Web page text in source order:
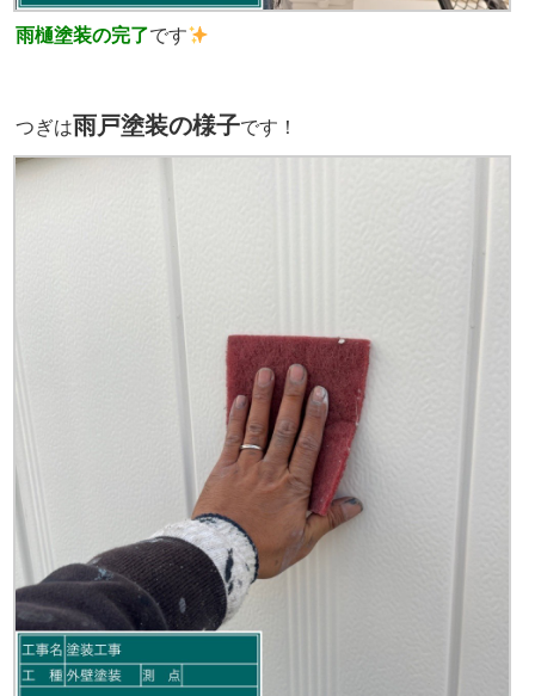
雨樋塗装の完了です
つぎは雨戸塗装の様子です！